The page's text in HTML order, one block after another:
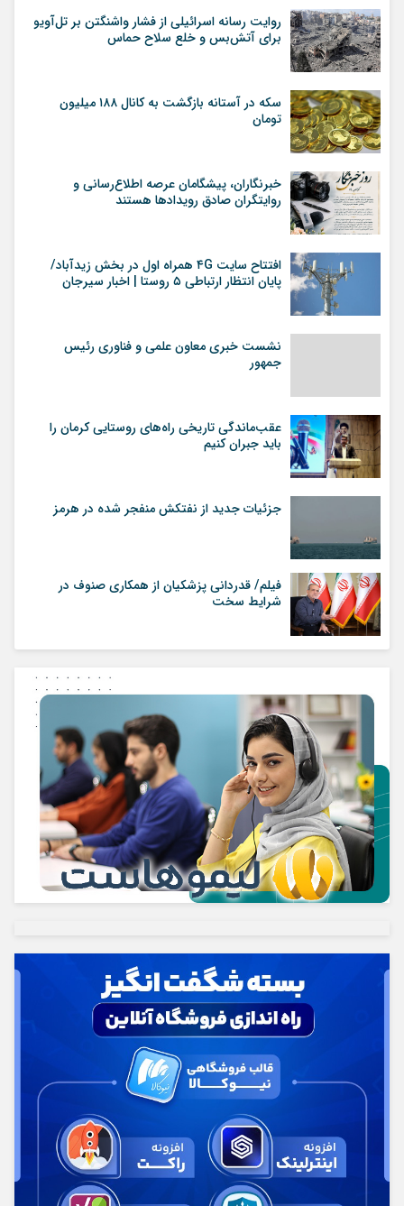
روایت رسانه اسرائیلی از فشار واشنگتن بر تل‌آویو
برای آتش‌بس و خلع سلاح حماس
سکه در آستانه بازگشت به کانال ۱۸۸ میلیون
تومان
خبرنگاران، پیشگامان عرصه اطلاع‌رسانی و
روایتگران صادق رویداد‌ها هستند
افتتاح سایت ۴G همراه اول در بخش زیدآباد/
پایان انتظار ارتباطی ۵ روستا | اخبار سیرجان
نشست خبری معاون علمی و فناوری رئیس
جمهور
عقب‌ماندگی تاریخی راه‌های روستایی کرمان را
باید جبران کنیم
جزئیات جدید از نفتکش منفجر شده در هرمز
فیلم/ قدردانی پزشکیان از همکاری صنوف در
شرایط سخت